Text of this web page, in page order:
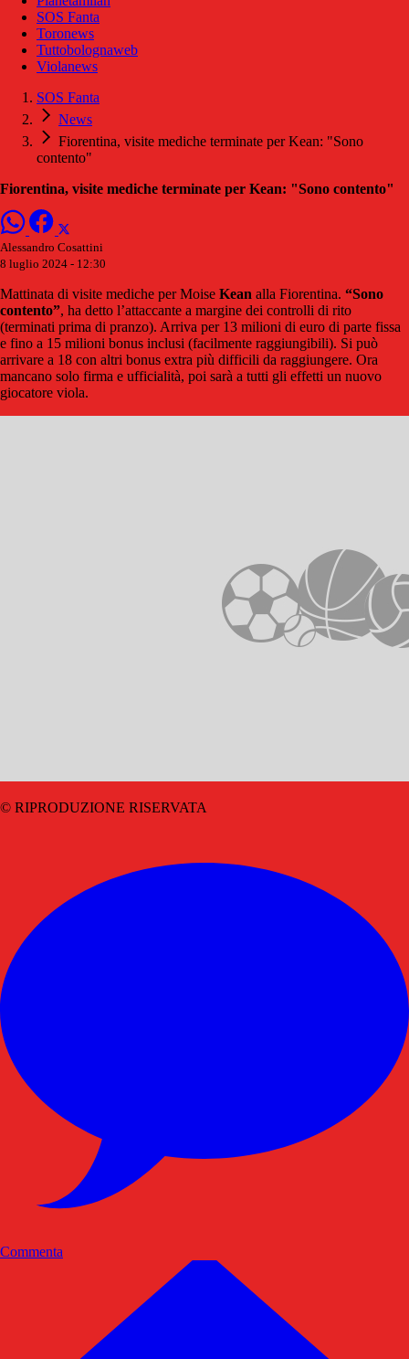
SOS Fanta
Toronews
Tuttobolognaweb
Violanews
SOS Fanta
News
Fiorentina, visite mediche terminate per Kean: "Sono
contento"
Fiorentina, visite mediche terminate per Kean: "Sono contento"
Alessandro Cosattini
8 luglio 2024 - 12:30
Mattinata di visite mediche per Moise Kean alla Fiorentina. “Sono
contento”, ha detto l’attaccante a margine dei controlli di rito
(terminati prima di pranzo). Arriva per 13 milioni di euro di parte fissa
e fino a 15 milioni bonus inclusi (facilmente raggiungibili). Si può
arrivare a 18 con altri bonus extra più difficili da raggiungere. Ora
mancano solo firma e ufficialità, poi sarà a tutti gli effetti un nuovo
giocatore viola.
© RIPRODUZIONE RISERVATA
Commenta